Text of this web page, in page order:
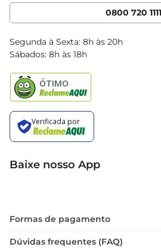
Cencosud Media
Clube Bretas
Blog Bretas
Black Friday
0800 720 1111
Segunda à Sexta: 8h às 20h
Sábados: 8h às 18h
Baixe nosso App
Formas de pagamento
Dúvidas frequentes (FAQ)